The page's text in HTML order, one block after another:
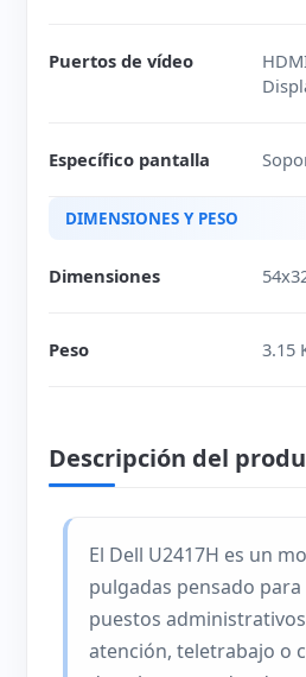
Puertos de vídeo
Específico pantalla
DIMENSIONES Y PESO
Dimensiones
Peso 3.15
Descripción del
El Dell U2417H es un
pulgadas pensado
puestos
atención, teletrabajo o